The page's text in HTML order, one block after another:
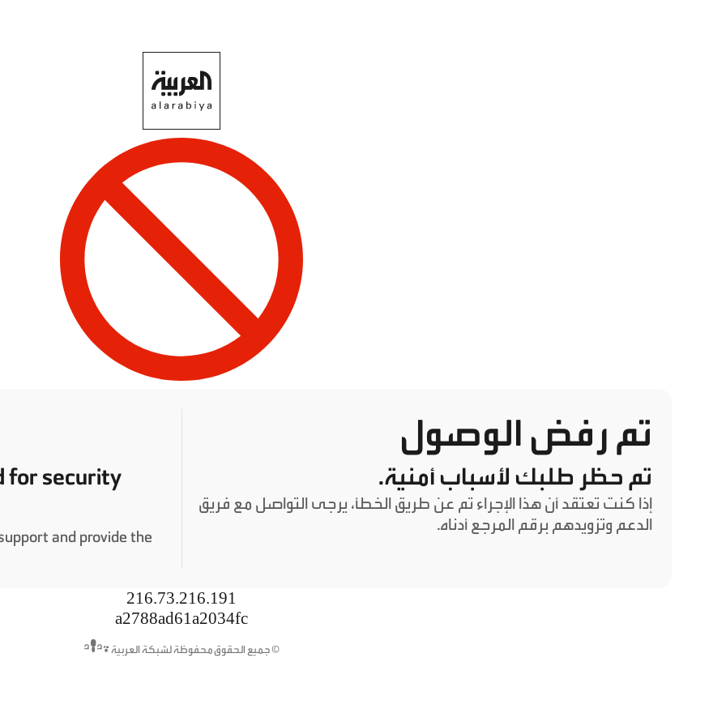
تم رفض الوصول
تم حظر طلبك لأسباب أمنية.
إذا كنت تعتقد أن هذا الإجراء تم عن طريق الخطأ، يرجى التواصل مع فريق
الدعم وتزويدهم برقم المرجع أدناه.
for security
and provide the
216.73.216.191
a2788ad61a2034fc
© جميع الحقوق محفوظة لشبكة العربية 2026